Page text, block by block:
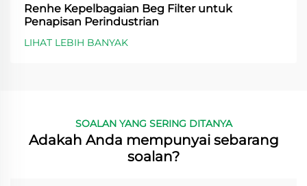
Renhe Kepelbagaian Beg Filter untuk
Penapisan Perindustrian
LIHAT LEBIH BANYAK
SOALAN YANG SERING DITANYA
Adakah Anda mempunyai sebarang
soalan?